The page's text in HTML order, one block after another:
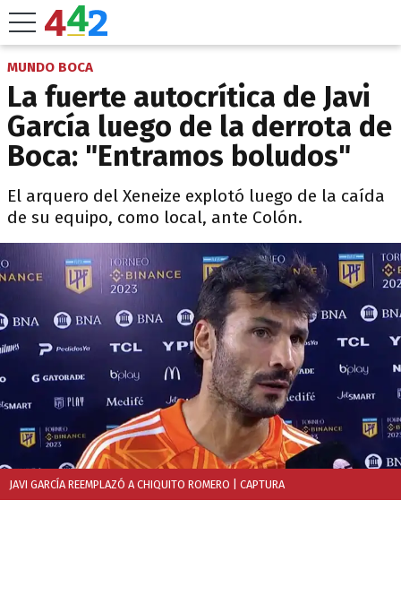
MUNDO BOCA
La fuerte autocrítica de Javi
García luego de la derrota de
Boca: "Entramos boludos"
El arquero del Xeneize explotó luego de la caída
de su equipo, como local, ante Colón.
JAVI GARCÍA REEMPLAZÓ A CHIQUITO ROMERO | CAPTURA